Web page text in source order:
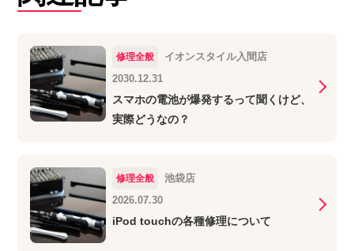
修理全般
イオンスタイル入間店
2030.12.31
スマホの電池が爆発するって聞くけど、
実際どうなの？
修理全般
池袋店
2026.07.30
iPod touchの各種修理について